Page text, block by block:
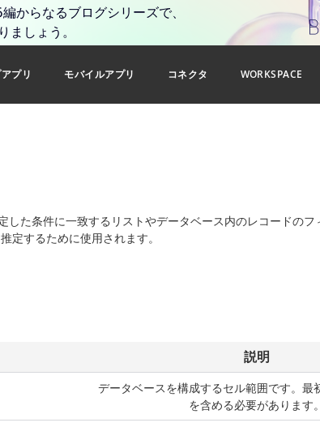
からなるブログシリーズで、
ましょう。
プリ モバイルアプリ コネクタ WORKSPACE
した条件に一致するリストやデータベース内のレコードのフ
定するために使用されます。
説明
データベースを構成するセル範囲です。最
を含める必要があります。